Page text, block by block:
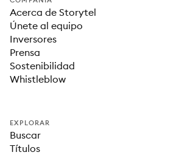
Acerca de Storytel
Únete al equipo
Inversores
Prensa
Sostenibilidad
Whistleblow
EXPLORAR
Buscar
Títulos